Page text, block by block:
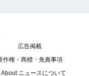
広告掲載
作権・商標・免責事項
About ニュースについて